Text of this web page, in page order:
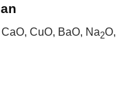
CaO, CuO, BaO, Na2O,